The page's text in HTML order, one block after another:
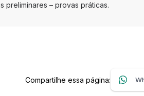
preliminares – provas práticas.
Compartilhe essa página: